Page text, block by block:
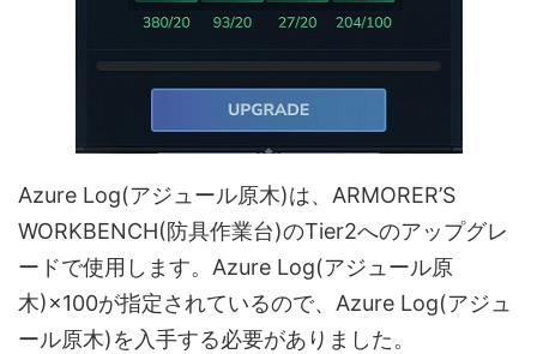
Azure Log(アジュール原木)は、ARMORER’S
WORKBENCH(防具作業台)のTier2へのアップグレ
ードで使用します。Azure Log(アジュール原
木)×100が指定されているので、Azure Log(アジュ
ール原木)を入手する必要がありました。